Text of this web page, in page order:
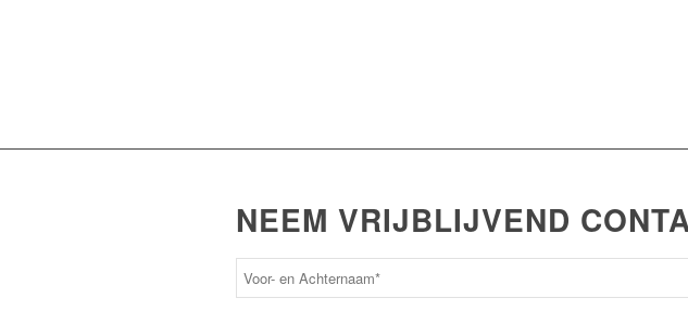
NEEM VRIJBLIJVEND